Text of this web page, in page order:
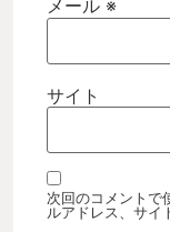
メール ※
サイト
次回のコメントで
ルアドレス、サイ